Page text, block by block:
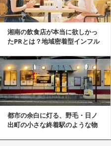
湘南の飲食店が本当に欲しかっ
たPRとは？地域密着型インフル
都市の余白に灯る、野毛・日ノ
出町の小さな終着駅のような物
記事を読む